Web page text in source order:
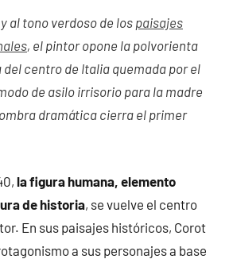
al tono verdoso de los paisajes
, el pintor opone la polvorienta
del centro de Italia quemada por el
de asilo irrisorio para la madre
dramática cierra el primer
la figura humana, elemento
de historia, se vuelve el centro
En sus paisajes históricos, Corot
a sus personajes a base